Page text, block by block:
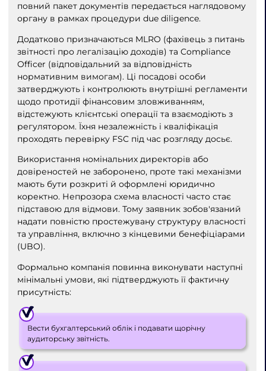
повний пакет документів передається наглядовому
органу в рамках процедури due diligence.
Додатково призначаються MLRO (фахівець з питань
звітності про легалізацію доходів) та Compliance
Officer (відповідальний за відповідність
нормативним вимогам). Ці посадові особи
затверджують і контролюють внутрішні регламенти
щодо протидії фінансовим зловживанням,
відстежують клієнтські операції та взаємодіють з
регулятором. Їхня незалежність і кваліфікація
проходять перевірку FSC під час розгляду досьє.
Використання номінальних директорів або
довіреностей не заборонено, проте такі механізми
мають бути розкриті й оформлені юридично
коректно. Непрозора схема власності часто стає
підставою для відмови. Тому заявник зобов'язаний
надати повністю простежувану структуру власності
та управління, включно з кінцевими бенефіціарами
(UBO).
Формально компанія повинна виконувати наступні
мінімальні умови, які підтверджують її фактичну
присутність:
Вести бухгалтерський облік і подавати щорічну
аудиторську звітність.